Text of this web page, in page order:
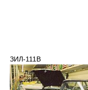
ЗИЛ-111В